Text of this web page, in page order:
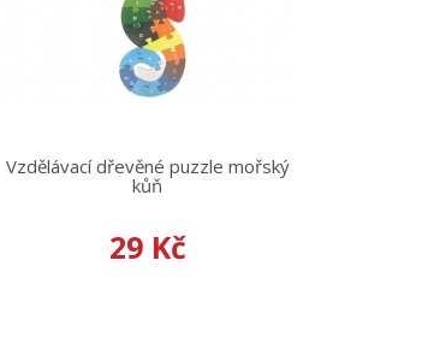
Vzdělávací dřevěné puzzle mořský
kůň
29 Kč